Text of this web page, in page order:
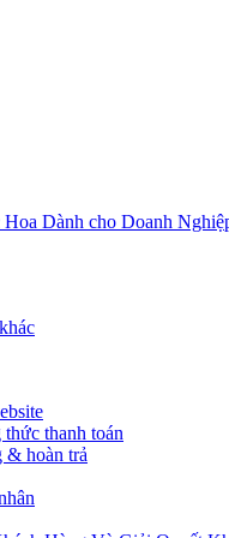
Dành cho Doanh
thanh toán
& hoàn trả